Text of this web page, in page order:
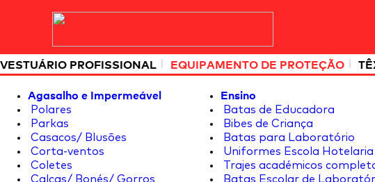
VESTUÁRIO PROFISSIONAL | EQUIPAMENTO DE PROTEÇÃO |
Agasalho e Impermeável
Polares
Parkas
Casacos/ Blusões
Corta-ventos
Coletes
Calças/ Bonés/ Gorros
Ensino
Batas de Educadora
Bibes de Criança
Batas para Laboratório
Uniformes Escola
Trajes académicos
Batas Escolar de